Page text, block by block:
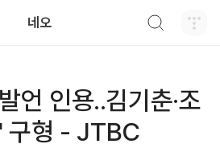
네오
언 인용..김기춘·조
구형 - JTBC